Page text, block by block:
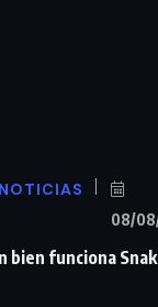
NOTICIAS
08/
bien funciona